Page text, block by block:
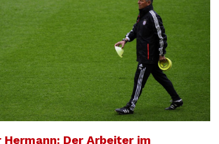
Hermann: Der Arbeiter im